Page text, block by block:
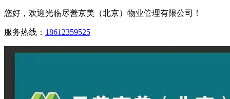
您好，欢迎光临尽善京美（北京）物业管理有限公司！
服务热线： 18612359525